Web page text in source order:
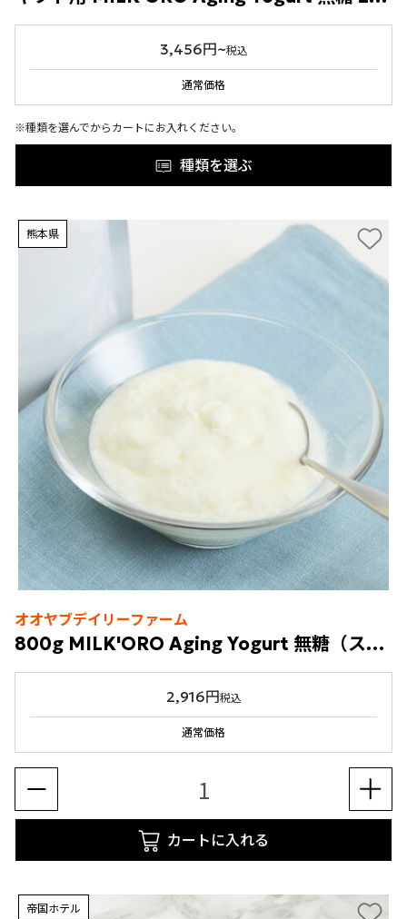
3,456円~税込
通常価格
※種類を選んでからカートにお入れください。
種類を選ぶ
熊本県
オオヤブデイリーファーム
800g MILK'ORO Aging Yogurt 無糖（スタンドパウチ）
2,916円税込
通常価格
カートに入れる
帝国ホテル